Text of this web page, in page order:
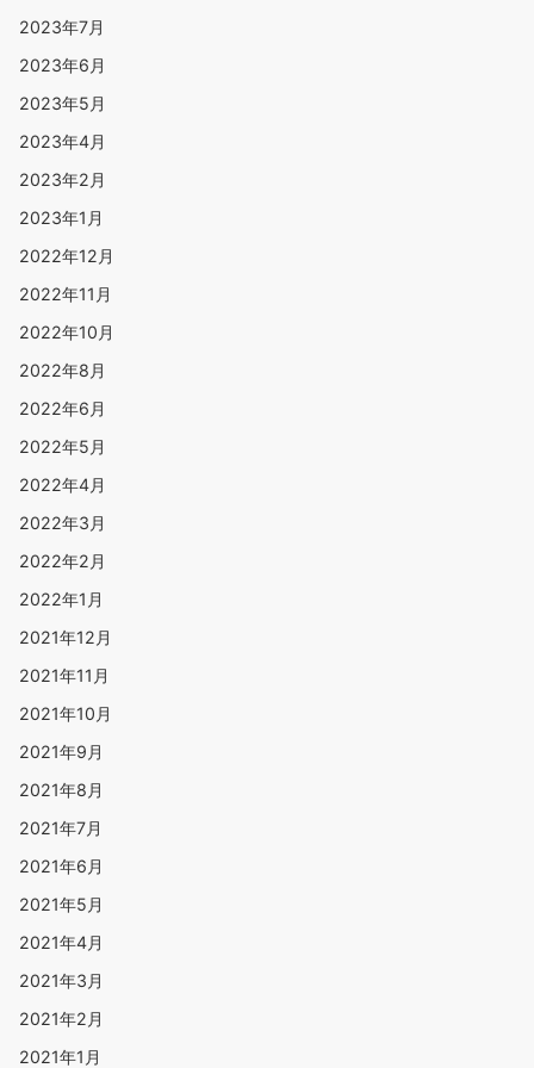
2023年7月
2023年6月
2023年5月
2023年4月
2023年2月
2023年1月
2022年12月
2022年11月
2022年10月
2022年8月
2022年6月
2022年5月
2022年4月
2022年3月
2022年2月
2022年1月
2021年12月
2021年11月
2021年10月
2021年9月
2021年8月
2021年7月
2021年6月
2021年5月
2021年4月
2021年3月
2021年2月
2021年1月